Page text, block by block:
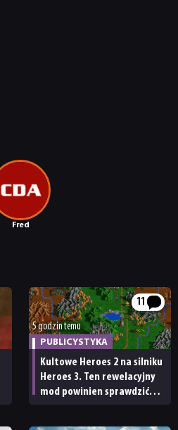
Fred
11
5 godzin temu
PUBLICYSTYKA
Kultowe Heroes 2 na silniku
Heroes 3. Ten rewelacyjny
mod powinien sprawdzić